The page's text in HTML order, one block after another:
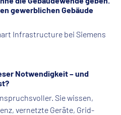
gewerblichen Gebäude
Infrastructure bei Siemens
Notwendigkeit – und
Sie wissen,
vernetzte Geräte, Grid-